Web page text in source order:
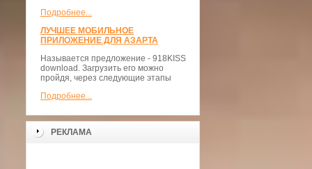
Подробнее...
ЛУЧШЕЕ МОБИЛЬНОЕ
ПРИЛОЖЕНИЕ ДЛЯ АЗАРТА
Называется предложение - 918KISS
download. Загрузить его можно
пройдя, через следующие этапы
Подробнее...
РЕКЛАМА